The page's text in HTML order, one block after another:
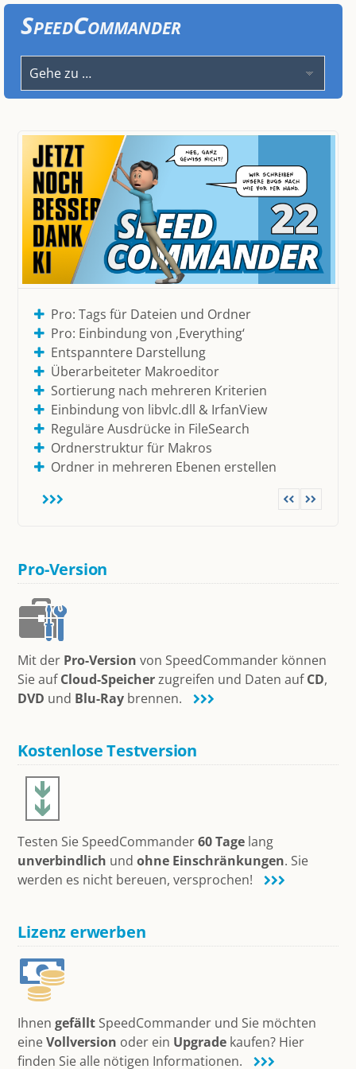
SpeedCommander
Pro: Tags für Dateien und Ordner
Pro: Einbindung von ‚Everything‘
Entspanntere Darstellung
Überarbeiteter Makroeditor
Sortierung nach mehreren Kriterien
Einbindung von libvlc.dll & IrfanView
Reguläre Ausdrücke in FileSearch
Ordnerstruktur für Makros
Ordner in mehreren Ebenen erstellen
Dateimanager in Zweifenstertechnik
Für Windows 7 bis 11 (32/64-bit)
Vielfältig konfigurierbar & anpassbar
Betrachter für 80+ Formate
Unterstützung für 13 Archivformate
Zugriff auf FTP, FTP-SSL und SFTP
Einbindung von Makros und AddIns
Pro: Zugriff auf Cloud-Speicher
Pro: Brennen und ISO-Dateien
Pro-Version
Mit der Pro-Version von SpeedCommander können
Sie aufCloud-Speicherzugreifen und Daten aufCD,
DVD und Blu-Ray brennen.
Kostenlose Testversion
Testen Sie SpeedCommander60 Tage lang
unverbindlich undohne Einschränkungen. Sie
werden es nicht bereuen, versprochen!
Lizenz erwerben
Ihnengefällt SpeedCommander und Sie möchten
eineVollversion oder ein Upgrade kaufen? Hier
finden Sie alle nötigen Informationen.